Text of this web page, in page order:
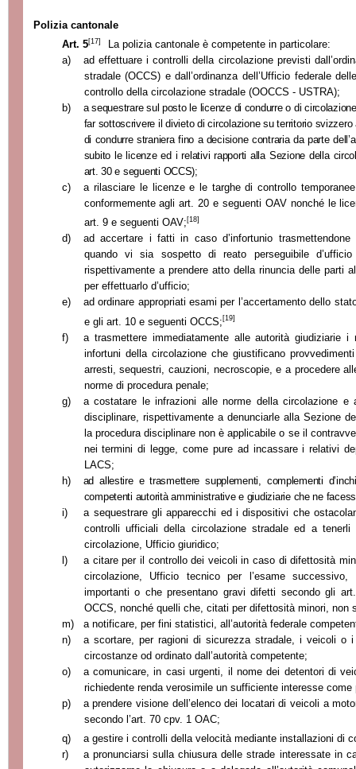
Polizia cantonale
Art. 5[17]
La polizia cantonale è competente in particolare:
a)
ad effettuare i controlli della circolazione previsti
stradale (OCCS) e dall’ordinanza dell’Ufficio federale
controllo della circolazione stradale (OOCCS - USTRA);
b)
a sequestrare sul posto le licenze di condurre o di
far sottoscrivere il divieto di circolazione su territorio
di condurre straniera fino a decisione contraria da parte
subito le licenze ed i relativi rapporti alla Sezione della
art. 30 e seguenti OCCS);
c)
a rilasciare le licenze e le targhe di controllo
conformemente agli art. 20 e seguenti OAV nonché le
art. 9 e seguenti OAV; [18]
d)
ad accertare i fatti in caso d’infortunio
quando vi sia sospetto di reato perseguibile
rispettivamente a prendere atto della rinuncia delle parti
per effettuarlo d’ufficio;
e)
ad ordinare appropriati esami per l’accertamento dello
e gli art. 10 e seguenti OCCS; [19]
f)
a trasmettere immediatamente alle autorità giudiziarie
infortuni della circolazione che giustificano
arresti, sequestri, cauzioni, necroscopie, e a procedere
norme di procedura penale;
g)
a costatare le infrazioni alle norme della circolazione e
disciplinare, rispettivamente a denunciarle alla Sezione
la procedura disciplinare non è applicabile o se il
nei termini di legge, come pure ad incassare i relativi
LACS;
h)
ad allestire e trasmettere supplementi, complementi
competenti autorità amministrative e giudiziarie che ne
i)
a sequestrare gli apparecchi ed i dispositivi che
controlli ufficiali della circolazione stradale ed a
circolazione, Ufficio giuridico;
l)
a citare per il controllo dei veicoli in caso di difettosità
circolazione, Ufficio tecnico per l’esame
importanti o che presentano gravi difetti secondo gli
OCCS, nonché quelli che, citati per difettosità minori, non
m)
a notificare, per fini statistici, all’autorità federale
n)
a scortare, per ragioni di sicurezza stradale, i veicoli o
circostanze od ordinato dall’autorità competente;
o)
a comunicare, in casi urgenti, il nome dei detentori di
richiedente renda verosimile un sufficiente interesse come
p)
a prendere visione dell’elenco dei locatari di veicoli a
secondo l’art. 70 cpv. 1 OAC;
q)
a gestire i controlli della velocità mediante installazioni di
r)
a pronunciarsi sulla chiusura delle strade interessate in